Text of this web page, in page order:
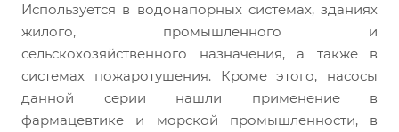
Используется в водонапорных системах, зданиях
жилого, промышленного и
сельскохозяйственного назначения, а также в
системах пожаротушения. Кроме этого, насосы
данной серии нашли применение в
фармацевтике и морской промышленности, в